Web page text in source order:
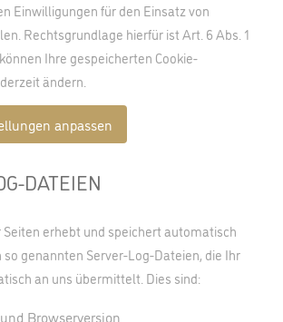
Einwilligungen für den Einsatz von
Rechtsgrundlage hierfür ist Art. 6 Abs. 1
können Ihre gespeicherten Cookie-
ändern.
anpassen
DATEIEN
Seiten erhebt und speichert automatisch
genannten Server-Log-Dateien, die Ihr
an uns übermittelt. Dies sind:
Browserversion